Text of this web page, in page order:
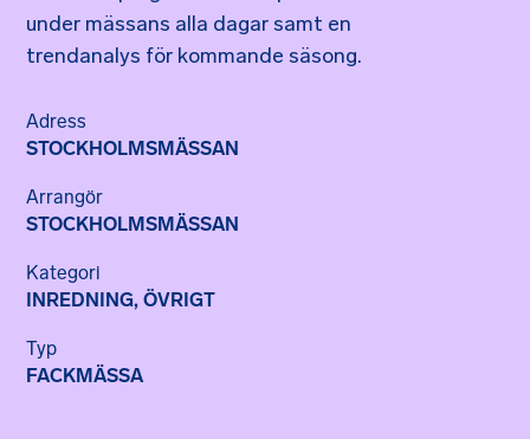
under mässans alla dagar samt en
trendanalys för kommande säsong.
Adress
STOCKHOLMSMÄSSAN
Arrangör
STOCKHOLMSMÄSSAN
Kategori
INREDNING, ÖVRIGT
Typ
FACKMÄSSA